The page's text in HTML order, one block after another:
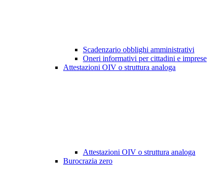
Scadenzario obblighi amministrativi
Oneri informativi per cittadini e imprese
Attestazioni OIV o struttura analoga
Attestazioni OIV o struttura analoga
Burocrazia zero